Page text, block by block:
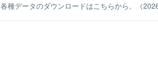
各種データのダウンロードはこちらから。（